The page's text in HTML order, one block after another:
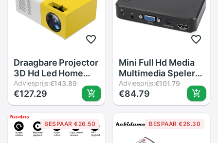
Draagbare Projector
3D Hd Led Home
Theater Cinema
1080P Hdmi Usb
Audio Projector
Yg300 Mini
Projector Camara
Masanori
Adviesprijs:€143.89
€127.29
Mini Full Hd Media
Multimedia Speler
1080P Usb Externe
Sd Sdhc Mmc
Kaarten U Disk
uitgang
Eu/Us/Uk/Au Plug
Adviesprijs:€101.79
€84.79
BESPAAR €26.50 BESPAAR €26.30